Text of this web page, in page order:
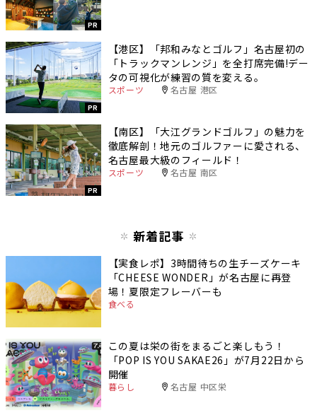
PR
PR
【港区】「邦和みなとゴルフ」名古屋初の
「トラックマンレンジ」を全打席完備!デー
タの可視化が練習の質を変える。
スポーツ 名古屋 港区
PR
【南区】「大江グランドゴルフ」の魅力を
徹底解剖！地元のゴルファーに愛される、
名古屋最大級のフィールド！
スポーツ 名古屋 南区
新着記事
【実食レポ】3時間待ちの生チーズケーキ
「CHEESE WONDER」が名古屋に再登
場！夏限定フレーバーも
食べる
この夏は栄の街をまるごと楽しもう！
「POP IS YOU SAKAE26」が7月22日から
開催
暮らし 名古屋 中区栄